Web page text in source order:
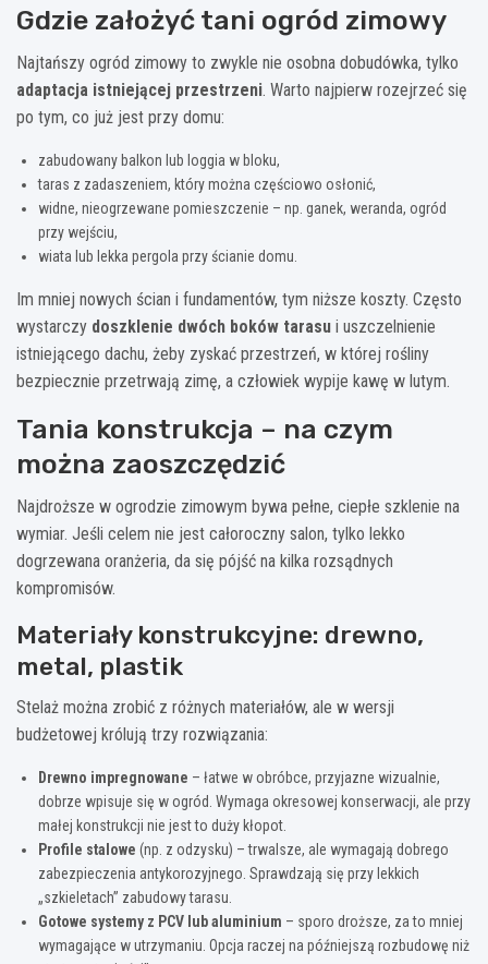
Gdzie założyć tani ogród zimowy
Najtańszy ogród zimowy to zwykle nie osobna dobudówka, tylko
adaptacja istniejącej przestrzeni. Warto najpierw rozejrzeć się
po tym, co już jest przy domu:
zabudowany balkon lub loggia w bloku,
taras z zadaszeniem, który można częściowo osłonić,
widne, nieogrzewane pomieszczenie – np. ganek, weranda, ogród
przy wejściu,
wiata lub lekka pergola przy ścianie domu.
Im mniej nowych ścian i fundamentów, tym niższe koszty. Często
wystarczy doszklenie dwóch boków tarasu i uszczelnienie
istniejącego dachu, żeby zyskać przestrzeń, w której rośliny
bezpiecznie przetrwają zimę, a człowiek wypije kawę w lutym.
Tania konstrukcja – na czym
można zaoszczędzić
Najdroższe w ogrodzie zimowym bywa pełne, ciepłe szklenie na
wymiar. Jeśli celem nie jest całoroczny salon, tylko lekko
dogrzewana oranżeria, da się pójść na kilka rozsądnych
kompromisów.
Materiały konstrukcyjne: drewno,
metal, plastik
Stelaż można zrobić z różnych materiałów, ale w wersji
budżetowej królują trzy rozwiązania:
Drewno impregnowane – łatwe w obróbce, przyjazne wizualnie,
dobrze wpisuje się w ogród. Wymaga okresowej konserwacji, ale przy
małej konstrukcji nie jest to duży kłopot.
Profile stalowe (np. z odzysku) – trwalsze, ale wymagają dobrego
zabezpieczenia antykorozyjnego. Sprawdzają się przy lekkich
„szkieletach” zabudowy tarasu.
Gotowe systemy z PCV lub aluminium – sporo droższe, za to mniej
wymagające w utrzymaniu. Opcja raczej na późniejszą rozbudowę niż